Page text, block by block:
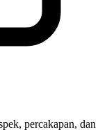
percakapan, dan